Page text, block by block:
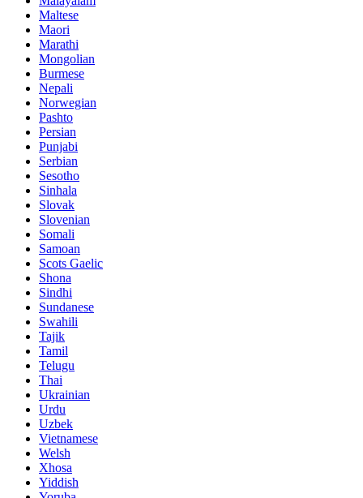
Maltese
Maori
Marathi
Mongolian
Burmese
Nepali
Norwegian
Pashto
Persian
Punjabi
Serbian
Sesotho
Sinhala
Slovak
Slovenian
Somali
Samoan
Scots Gaelic
Shona
Sindhi
Sundanese
Swahili
Tajik
Tamil
Telugu
Thai
Ukrainian
Urdu
Uzbek
Vietnamese
Welsh
Xhosa
Yiddish